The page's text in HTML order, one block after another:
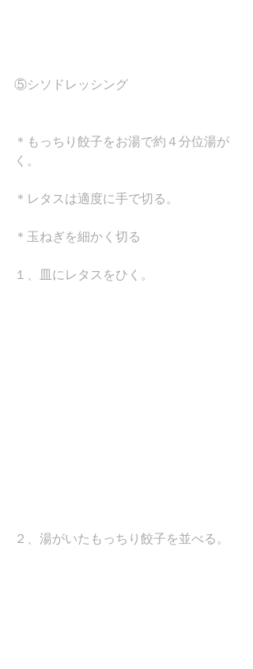
⑤シソドレッシング
＊もっちり餃子をお湯で約４分位湯が
く。
＊レタスは適度に手で切る。
＊玉ねぎを細かく切る
１、皿にレタスをひく。
２、湯がいたもっちり餃子を並べる。